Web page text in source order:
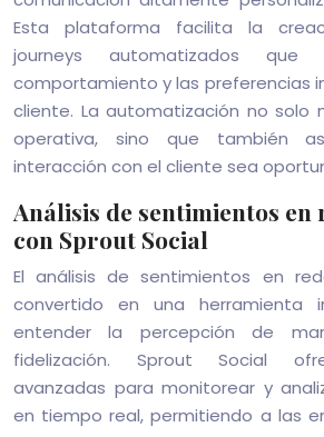
Esta plataforma facilita la
journeys automatizados
comportamiento y las preferencias
cliente. La automatización no solo
operativa, sino que también
interacción con el cliente sea
Análisis de sentimientos en
con Sprout Social
El análisis de sentimientos en
convertido en una herramienta
entender la percepción de
fidelización. Sprout Social
avanzadas para monitorear y
en tiempo real, permitiendo a las